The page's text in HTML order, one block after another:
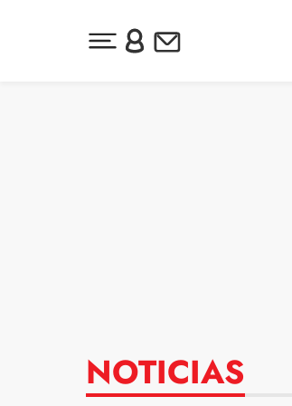
Desplegar menú principal
Inicia sesión o regístrate
Newsletter
NOTICIAS